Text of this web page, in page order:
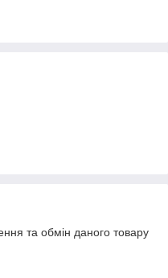
та обмін даного товару